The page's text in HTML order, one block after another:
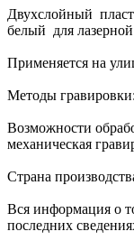
Двухслойный
белый для
Применяется на
Методы
Возможности
механическая
Страна
Вся информация о
последних